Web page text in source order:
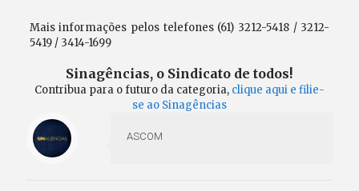
Mais informações pelos telefones (61) 3212-5418 / 3212-
5419 / 3414-1699
Sinagências, o Sindicato de todos!
Contribua para o futuro da categoria, clique aqui e filie-
se ao Sinagências
ASCOM